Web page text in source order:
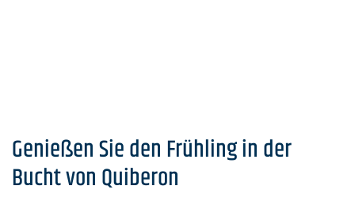
Genießen Sie den Frühling in der
Bucht von Quiberon